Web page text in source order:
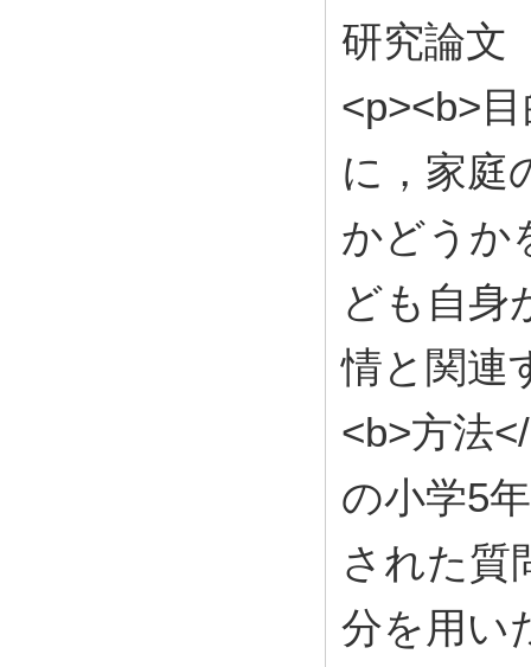
研究論文
<p><b>
に，家庭
かどうか
ども自身
情と関連
<b>方法
の小学5
された質
分を用い